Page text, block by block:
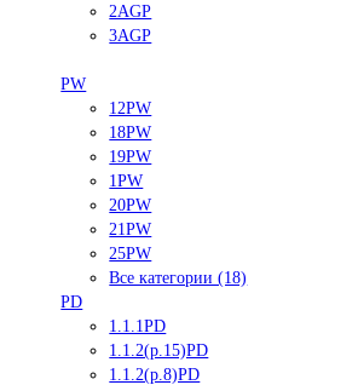
2AGP
3AGP
PW
12PW
18PW
19PW
1PW
20PW
21PW
25PW
Все категории (18)
PD
1.1.1PD
1.1.2(р.15)PD
1.1.2(р.8)PD